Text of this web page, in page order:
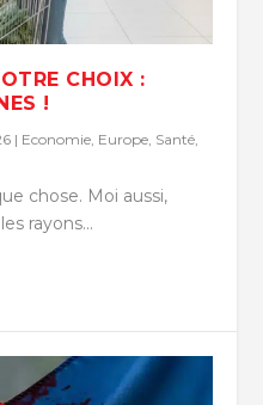
CHOIX :
!
| Economie, Europe, Santé,
chose. Moi aussi,
rayons...